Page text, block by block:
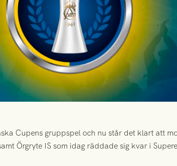
Cupens gruppspel och nu står det klart att
Örgryte IS som idag räddade sig kvar i